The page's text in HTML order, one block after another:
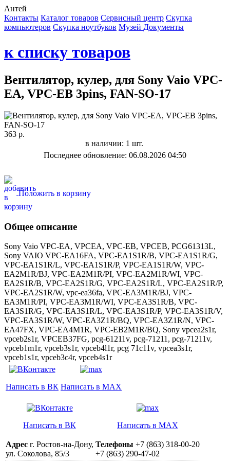
Антей
Контакты Каталог товаров Сервисный центр Cкупка
компьютеров Cкупка ноутбуков Музей Документы
к списку товаров
Вентилятор, кулер, для Sony Vaio VPC-
EA, VPC-EB 3pins, FAN-SO-17
363 р.
в наличии: 1 шт.
Последнее обновление: 06.08.2026 04:50
Положить в корзину
Общее описание
Sony Vaio VPC-EA, VPCEA, VPC-EB, VPCEB, PCG61313L,
Sony VAIO VPC-EA16FA, VPC-EA1S1R/B, VPC-EA1S1R/G,
VPC-EA1S1R/L, VPC-EA1S1R/P, VPC-EA1S1R/W, VPC-
EA2M1R/BJ, VPC-EA2M1R/PI, VPC-EA2M1R/WI, VPC-
EA2S1R/B, VPC-EA2S1R/G, VPC-EA2S1R/L, VPC-EA2S1R/P,
VPC-EA2S1R/W, vpc-ea36fa, VPC-EA3M1R/BJ, VPC-
EA3M1R/PI, VPC-EA3M1R/WI, VPC-EA3S1R/B, VPC-
EA3S1R/G, VPC-EA3S1R/L, VPC-EA3S1R/P, VPC-EA3S1R/V,
VPC-EA3S1R/W, VPC-EA3Z1R/BQ, VPC-EA3Z1R/N, VPC-
EA47FX, VPC-EA4M1R, VPC-EB2M1R/BQ, Sony vpcea2s1r,
vpceb2s1r, VPCEB37FG, pcg-61211v, pcg-71211, pcg-71211v,
vpceb1m1r, vpceb3s1r, vpceb4l1r, pcg 71c11v, vpcea3s1r,
vpceb1s1r, vpceb3c4r, vpceb4s1r
Написать в ВК Написать в MAX
Написать в ВК Написать в MAX
Адрес г. Ростов-на-Дону,
ул. Соколова, 85/3
Телефоны +7 (863) 318-00-20
+7 (863) 290-47-02